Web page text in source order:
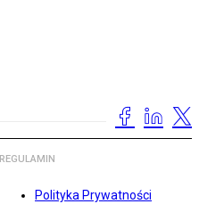
REGULAMIN
Polityka Prywatności